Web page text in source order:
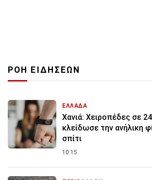
ΡΟΗ ΕΙΔΗΣΕΩΝ
ΕΛΛΑΔΑ
Χανιά: Χειροπέδες σε
κλείδωσε την ανήλικη
σπίτι
10:15